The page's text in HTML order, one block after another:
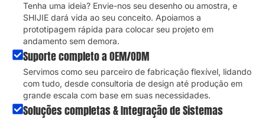
Tenha uma ideia? Envie-nos seu desenho ou amostra, e
SHIJIE dará vida ao seu conceito. Apoiamos a
prototipagem rápida para colocar seu projeto em
andamento sem demora.
Suporte completo a OEM/ODM
Servimos como seu parceiro de fabricação flexível, lidando
com tudo, desde consultoria de design até produção em
grande escala com base em suas necessidades.
Soluções completas & Integração de Sistemas